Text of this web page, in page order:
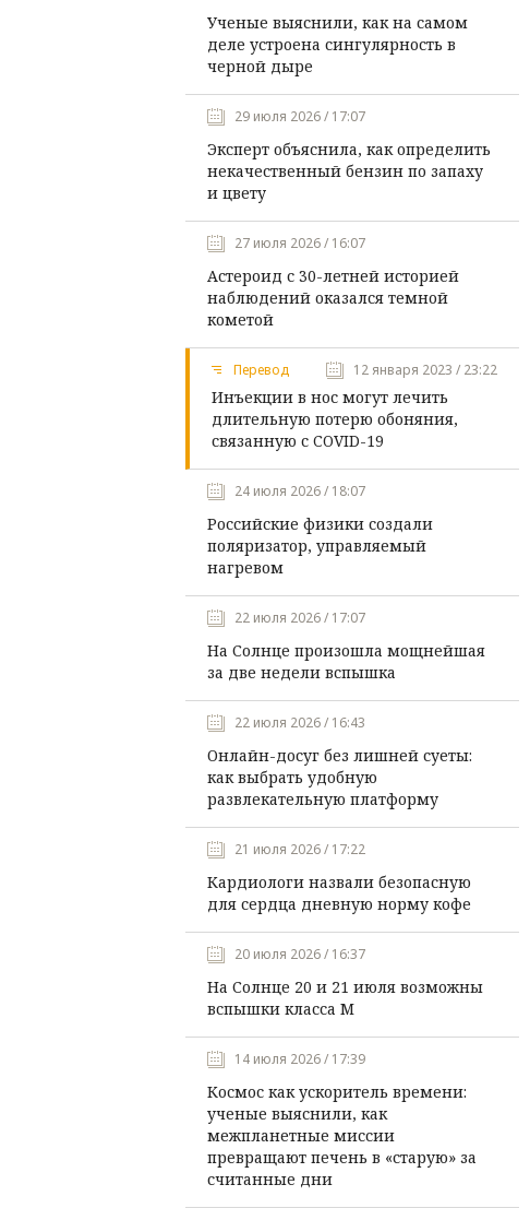
Ученые выяснили, как на самом
деле устроена сингулярность в
черной дыре
29 июля 2026 / 17:07
Эксперт объяснила, как определить
некачественный бензин по запаху
и цвету
27 июля 2026 / 16:07
Астероид с 30-летней историей
наблюдений оказался темной
кометой
Перевод 12 января 2023 / 23:22
Инъекции в нос могут лечить
длительную потерю обоняния,
связанную с COVID-19
24 июля 2026 / 18:07
Российские физики создали
поляризатор, управляемый
нагревом
22 июля 2026 / 17:07
На Солнце произошла мощнейшая
за две недели вспышка
22 июля 2026 / 16:43
Онлайн-досуг без лишней суеты:
как выбрать удобную
развлекательную платформу
21 июля 2026 / 17:22
Кардиологи назвали безопасную
для сердца дневную норму кофе
20 июля 2026 / 16:37
На Солнце 20 и 21 июля возможны
вспышки класса М
14 июля 2026 / 17:39
Космос как ускоритель времени:
ученые выяснили, как
межпланетные миссии
превращают печень в «старую» за
считанные дни